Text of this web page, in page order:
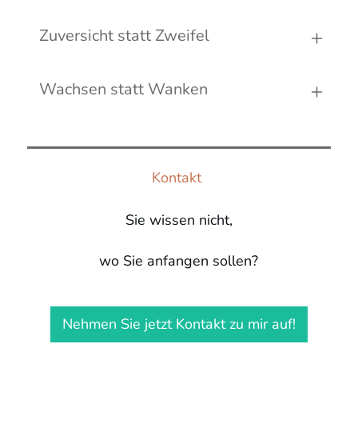
Zuversicht statt Zweifel
Wachsen statt Wanken
Kontakt
Sie wissen nicht,
wo Sie anfangen sollen?
Nehmen Sie jetzt Kontakt zu mir auf!